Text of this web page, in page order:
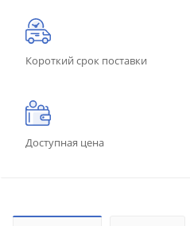
Короткий срок поставки
Доступная цена